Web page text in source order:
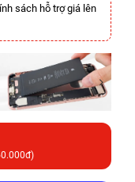
sách hỗ trợ giá lên